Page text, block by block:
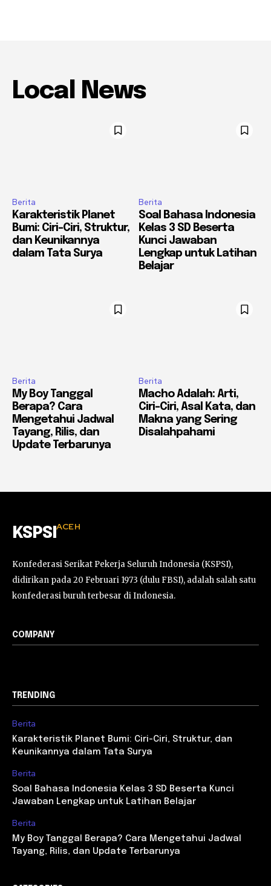
Local News
Berita
Karakteristik Planet
Bumi: Ciri-Ciri, Struktur,
dan Keunikannya
dalam Tata Surya
Berita
Soal Bahasa Indonesia
Kelas 3 SD Beserta
Kunci Jawaban
Lengkap untuk Latihan
Belajar
Berita
My Boy Tanggal
Berapa? Cara
Mengetahui Jadwal
Tayang, Rilis, dan
Update Terbarunya
Berita
Macho Adalah: Arti,
Ciri-Ciri, Asal Kata, dan
Makna yang Sering
Disalahpahami
KSPSIACEH
Konfederasi Serikat Pekerja Seluruh Indonesia (KSPSI),
didirikan pada 20 Februari 1973 (dulu FBSI), adalah salah satu
konfederasi buruh terbesar di Indonesia.
COMPANY
TRENDING
Berita
Karakteristik Planet Bumi: Ciri-Ciri, Struktur, dan
Keunikannya dalam Tata Surya
Berita
Soal Bahasa Indonesia Kelas 3 SD Beserta Kunci
Jawaban Lengkap untuk Latihan Belajar
Berita
My Boy Tanggal Berapa? Cara Mengetahui Jadwal
Tayang, Rilis, dan Update Terbarunya